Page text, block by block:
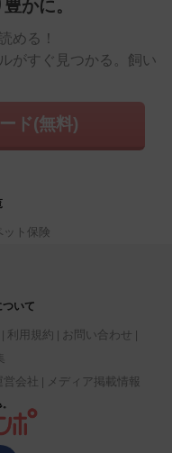
かに。
める！
がすぐ見つかる。飼い
ド(無料)
ット保険
いて
利用規約
お問い合わせ
営会社 メディア掲載情報